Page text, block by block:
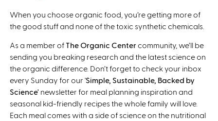
When you choose organic food, you’re getting more of
the good stuff and none of the toxic synthetic chemicals.
As a member of The Organic Center community, we’ll be
sending you breaking research and the latest science on
the organic difference. Don’t forget to check your inbox
every Sunday for our 'Simple, Sustainable, Backed by
Science' newsletter for meal planning inspiration and
seasonal kid-friendly recipes the whole family will love.
Each meal comes with a side of science on the nutritional